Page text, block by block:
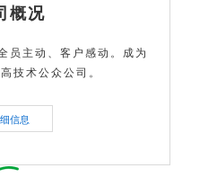
概况
员主动、客户感动。成为
的高技术公众公司。
信息